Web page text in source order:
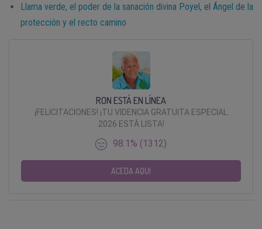
Llama verde, el poder de la sanación divina Poyel, el Ángel de la
protección y el recto camino
RON ESTÁ EN LÍNEA
¡FELICITACIONES! ¡TU VIDENCIA GRATUITA ESPECIAL
2026 ESTÁ LISTA!
98.1% (1312)
ACEDA AQUI